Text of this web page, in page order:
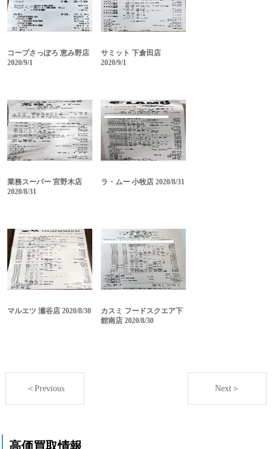
コープさっぽろ 恵み野店
2020/9/1
サミット 下倉田店
2020/9/1
業務スーパー 宮野木店
2020/8/31
ラ・ムー 小牧店 2020/8/31
マルエツ 瀬谷店 2020/8/30
カスミ フードスクエア下
館南店 2020/8/30
＜Previous Next＞
高価買取情報